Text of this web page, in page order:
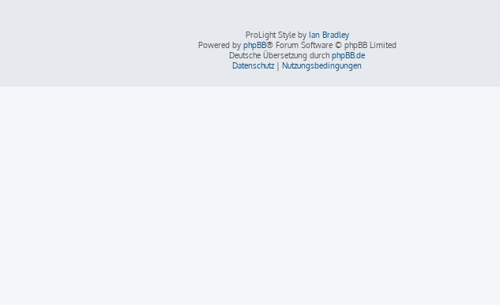
ProLight Style by Ian Bradley
Powered by phpBB® Forum Software © phpBB Limited
Deutsche Übersetzung durch phpBB.de
Datenschutz | Nutzungsbedingungen